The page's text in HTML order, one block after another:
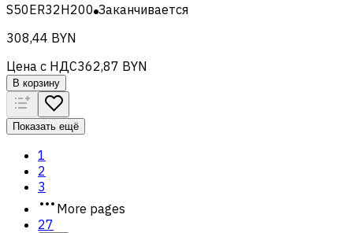
S50ER32H200 Заканчивается
308,44 BYN
Цена с НДС362,87 BYN
В корзину
Показать ещё
1
2
3
More pages
27